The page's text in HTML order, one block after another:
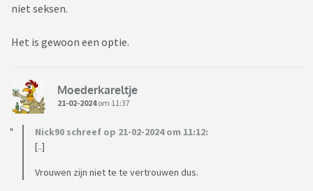
niet seksen.
Het is gewoon een optie.
Moederkareltje
21-02-2024om 11:37
Nick90 schreef op 21-02-2024 om 11:12:
[..]
Vrouwen zijn niet te te vertrouwen dus.